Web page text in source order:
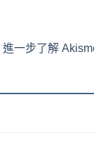
進一步了解